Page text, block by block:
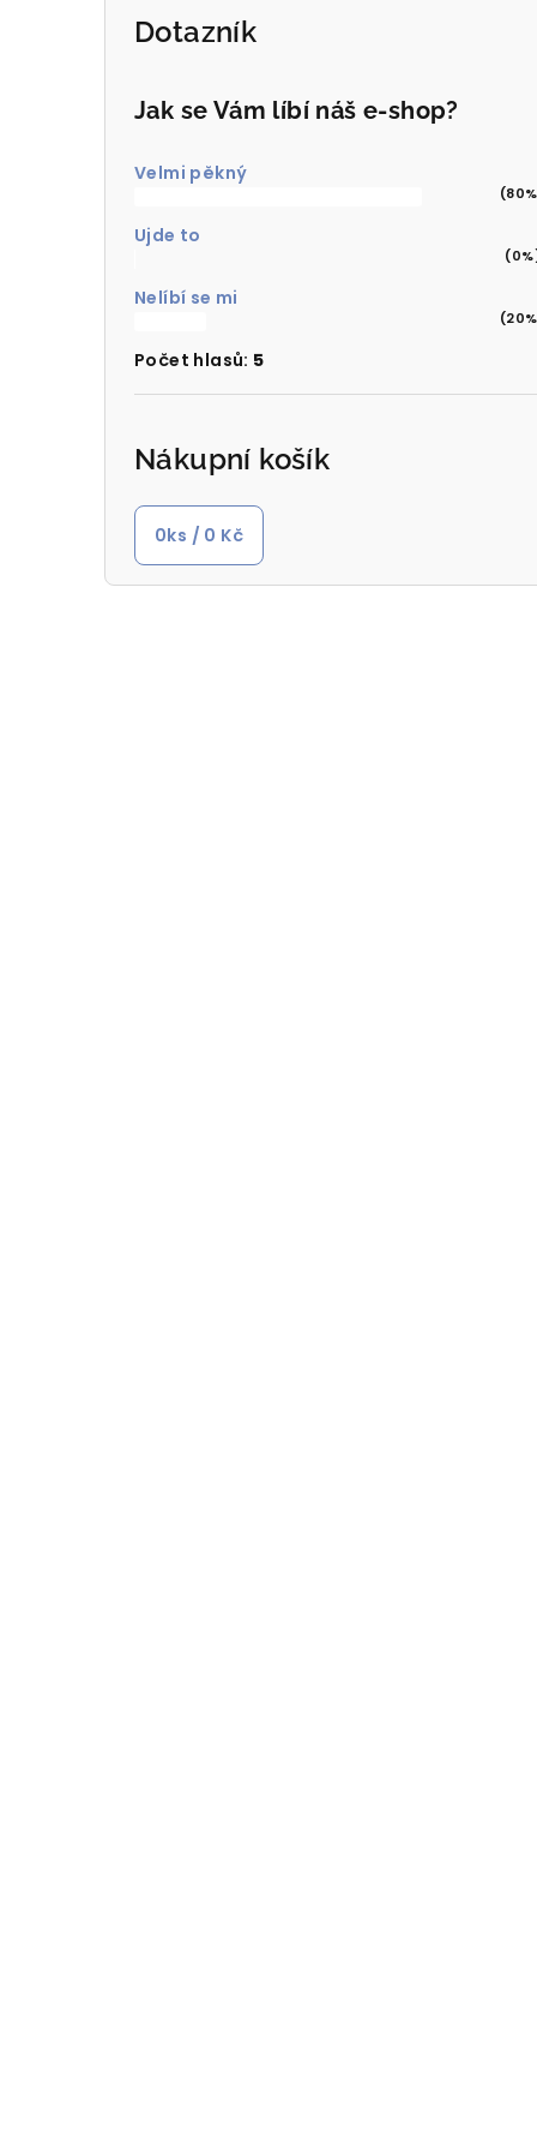
Dotazník
Jak se Vám líbí náš e-shop?
Velmi pěkný
Ujde to
Nelíbí se mi
Počet hlasů: 5
Nákupní košík
0ks / 0 Kč